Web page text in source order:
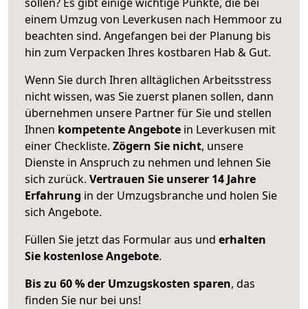
einem Umzug von Leverkusen nach Hemmoor zu
beachten sind. Angefangen bei der Planung bis
hin zum Verpacken Ihres kostbaren Hab & Gut.
Wenn Sie durch Ihren alltäglichen Arbeitsstress
nicht wissen, was Sie zuerst planen sollen, dann
übernehmen unsere Partner für Sie und stellen
Ihnen kompetente Angebote in Leverkusen mit
einer Checkliste. Zögern Sie nicht, unsere
Dienste in Anspruch zu nehmen und lehnen Sie
sich zurück. Vertrauen Sie unserer 14 Jahre
Erfahrung in der Umzugsbranche und holen Sie
sich Angebote.
Füllen Sie jetzt das Formular aus und erhalten
Sie kostenlose Angebote.
Bis zu 60 % der Umzugskosten sparen, das
finden Sie nur bei uns!